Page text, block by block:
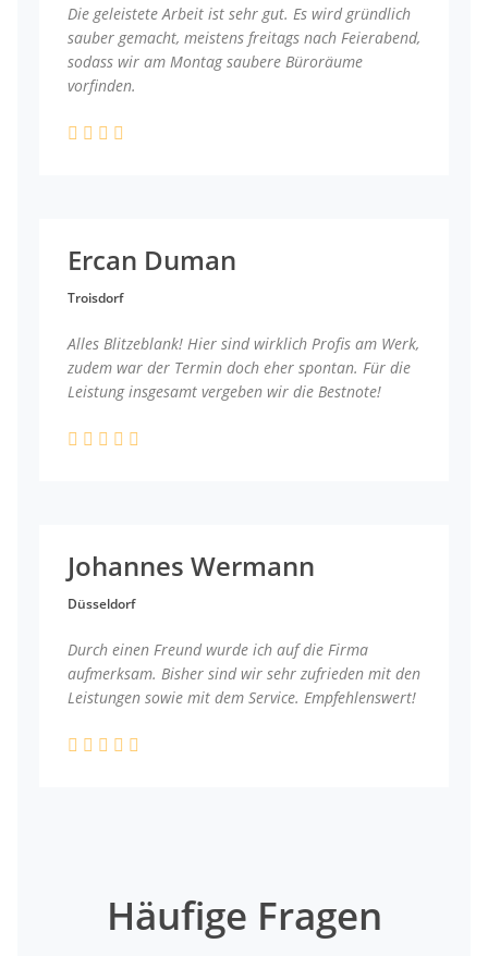
Die geleistete Arbeit ist sehr gut. Es wird gründlich
sauber gemacht, meistens freitags nach Feierabend,
sodass wir am Montag saubere Büroräume
vorfinden.
Ercan Duman
Troisdorf
Alles Blitzeblank! Hier sind wirklich Profis am Werk,
zudem war der Termin doch eher spontan. Für die
Leistung insgesamt vergeben wir die Bestnote!
Johannes Wermann
Düsseldorf
Durch einen Freund wurde ich auf die Firma
aufmerksam. Bisher sind wir sehr zufrieden mit den
Leistungen sowie mit dem Service. Empfehlenswert!
Häufige Fragen